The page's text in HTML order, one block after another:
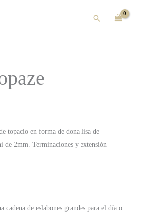
Buscar
topacio en forma de dona lisa de
2mm. Terminaciones y extensión
cadena de eslabones grandes para el día o